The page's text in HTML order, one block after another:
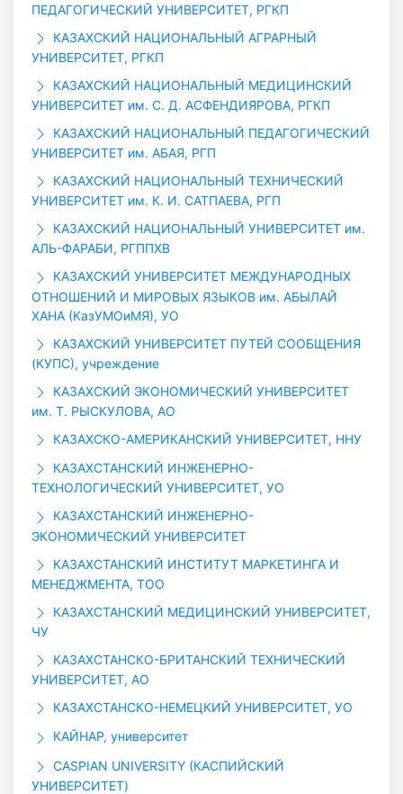
ПЕДАГОГИЧЕСКИЙ УНИВЕРСИТЕТ, РГКП
КАЗАХСКИЙ НАЦИОНАЛЬНЫЙ АГРАРНЫЙ
УНИВЕРСИТЕТ, РГКП
КАЗАХСКИЙ НАЦИОНАЛЬНЫЙ МЕДИЦИНСКИЙ
УНИВЕРСИТЕТ им. С. Д. АСФЕНДИЯРОВА, РГКП
КАЗАХСКИЙ НАЦИОНАЛЬНЫЙ ПЕДАГОГИЧЕСКИЙ
УНИВЕРСИТЕТ им. АБАЯ, РГП
КАЗАХСКИЙ НАЦИОНАЛЬНЫЙ ТЕХНИЧЕСКИЙ
УНИВЕРСИТЕТ им. К. И. САТПАЕВА, РГП
КАЗАХСКИЙ НАЦИОНАЛЬНЫЙ УНИВЕРСИТЕТ им.
АЛЬ-ФАРАБИ, РГППХВ
КАЗАХСКИЙ УНИВЕРСИТЕТ МЕЖДУНАРОДНЫХ
ОТНОШЕНИЙ И МИРОВЫХ ЯЗЫКОВ им. АБЫЛАЙ
ХАНА (КазУМОиМЯ), УО
КАЗАХСКИЙ УНИВЕРСИТЕТ ПУТЕЙ СООБЩЕНИЯ
(КУПС), учреждение
КАЗАХСКИЙ ЭКОНОМИЧЕСКИЙ УНИВЕРСИТЕТ
им. Т. РЫСКУЛОВА, АО
КАЗАХСКО-АМЕРИКАНСКИЙ УНИВЕРСИТЕТ, ННУ
КАЗАХСТАНСКИЙ ИНЖЕНЕРНО-
ТЕХНОЛОГИЧЕСКИЙ УНИВЕРСИТЕТ, УО
КАЗАХСТАНСКИЙ ИНЖЕНЕРНО-
ЭКОНОМИЧЕСКИЙ УНИВЕРСИТЕТ
КАЗАХСТАНСКИЙ ИНСТИТУТ МАРКЕТИНГА И
МЕНЕДЖМЕНТА, ТОО
КАЗАХСТАНСКИЙ МЕДИЦИНСКИЙ УНИВЕРСИТЕТ,
ЧУ
КАЗАХСТАНСКО-БРИТАНСКИЙ ТЕХНИЧЕСКИЙ
УНИВЕРСИТЕТ, АО
КАЗАХСТАНСКО-НЕМЕЦКИЙ УНИВЕРСИТЕТ, УО
КАЙНАР, университет
CASPIAN UNIVERSITY (КАСПИЙСКИЙ
УНИВЕРСИТЕТ)